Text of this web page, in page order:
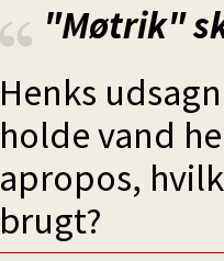
"Møtrik"
Henks
holde vand
apropos,
brugt?